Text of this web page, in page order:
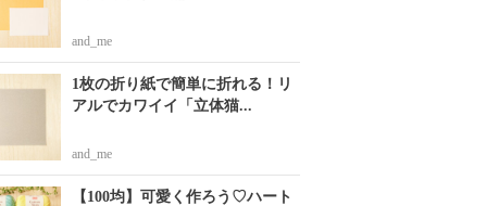
and_me
1枚の折り紙で簡単に折れる！リ
アルでカワイイ「立体猫...
and_me
【100均】可愛く作ろう♡ハート